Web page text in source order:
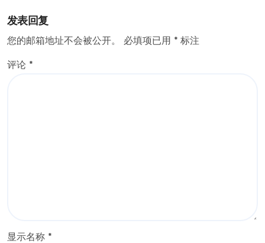
发表回复
您的邮箱地址不会被公开。 必填项已用 * 标注
评论 *
显示名称 *